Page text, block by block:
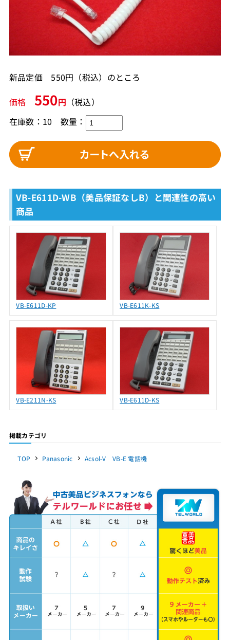
新品定価 550円（税込）のところ
価格 550円 （税込）
在庫数：10 数量：
VB-E611D-WB（美品保証なしB）と関連性の高い
商品
VB-E611D-KP VB-E611K-KS
VB-E211N-KS VB-E611D-KS
掲載カテゴリ
TOP Panasonic Acsol-V VB-E 電話機